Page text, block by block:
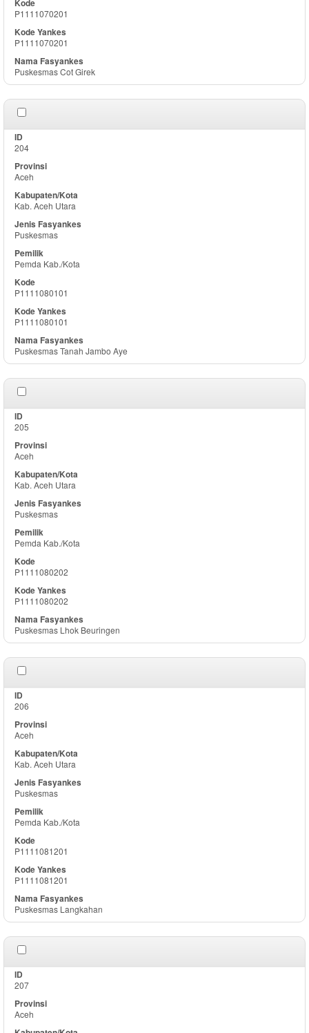
P1111070201
P1111070201
Puskesmas Cot Girek
204
Aceh
Kab. Aceh Utara
Puskesmas
Pemda Kab./Kota
P1111080101
P1111080101
Puskesmas Tanah Jambo Aye
205
Aceh
Kab. Aceh Utara
Puskesmas
Pemda Kab./Kota
P1111080202
P1111080202
Puskesmas Lhok Beuringen
206
Aceh
Kab. Aceh Utara
Puskesmas
Pemda Kab./Kota
P1111081201
P1111081201
Puskesmas Langkahan
207
Aceh